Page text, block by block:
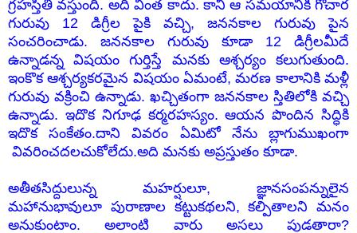
గ్రహస్తితి వస్తుంది. అది వింత కాదు. కానీ ఆ సమయానికి గోచార
గురువు 12 డిగ్రీల పైకి వచ్చి, జననకాల గురువు పైన
సంచరించాడు. జననకాల గురువు కూడా 12 డిగ్రీలమీదే
ఉన్నాడన్న విషయం గుర్తిస్తే మనకు ఆశ్చర్యం కలుగుతుంది.
ఇంకొక ఆశ్చర్యకరమైన విషయం ఏమంటే, మరణ కాలానికి మళ్లీ
గురువు వక్రించి ఉన్నాడు. ఖచ్చితంగా జననకాల స్తితిలోకి వచ్చి
ఉన్నాడు. ఇదొక నిగూఢ కర్మరహస్యం. ఆయన పొందిన సిద్ధికి
ఇదొక సంకేతం.దాని వివరం ఏమిటో నేను బ్లాగుముఖంగా
వివరించదలచుకోలేదు.అది మనకు అప్రస్తుతం కూడా.
అతీతసిద్దులున్న మహర్షులూ, జ్ఞానసంపన్నులైన
మహానుభావులూ పురాణాల కట్టుకథలని, కల్పితాలని మనం
అనుకుంటాం. అలాంటి వారు అసలు పుడతారా?